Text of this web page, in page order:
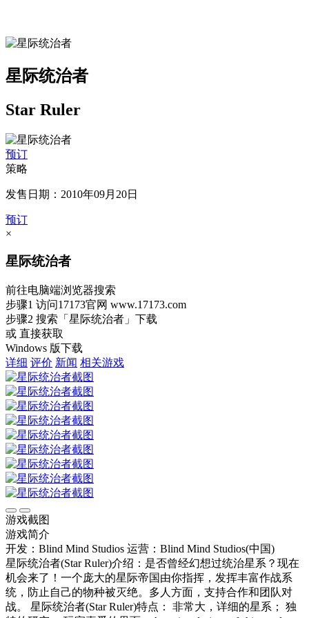
星际统治者
Star Ruler
预订
策略
发售日期：2010年09月20日
预订
×
星际统治者
前往电脑端浏览器搜索
步骤1 访问17173官网 www.17173.com
步骤2 搜索 「星际统治者」 下载
或 直接获取
Windows 版下载
详细 评价 新闻 相关游戏
游戏截图
游戏简介
开发：Blind Mind Studios 运营：Blind Mind Studios(中国)
星际统治者(Star Ruler)介绍：是否曾经幻想过统治星系？现在
机会来了！一个庞大的星际帝国由你指挥，发挥丰富作战系
统，防止自己的物种被灭绝。多人方面，支持合作和团队对
战。 星际统治者(Star Ruler)特点： 非常大，详细的星系； 独